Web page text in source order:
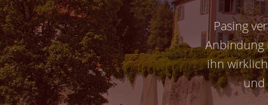
Pasing
Anbindung
ihn
und